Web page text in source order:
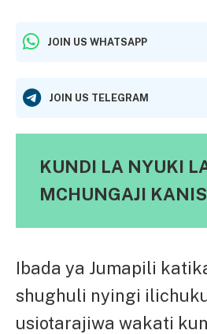
JOIN US WHATSAPP
JOIN US TELEGRAM
KUNDI LA NYUKI
MCHUNGAJI
Ibada ya Jumapili
shughuli nyingi
usiotarajiwa wakati